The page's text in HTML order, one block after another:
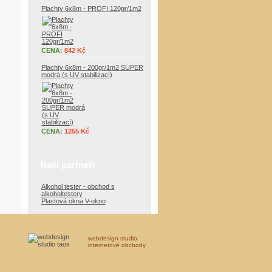
Plachty 6x8m - PROFI 120gr/1m2
CENA: 842 Kč
Plachty 6x8m - 200gr/1m2 SUPER
modrá (s UV stabilizací)
CENA: 1255 Kč
Alkohol tester - obchod s
alkoholtestery
Plastová okna V-okno
webdesign studio
internetové obchody